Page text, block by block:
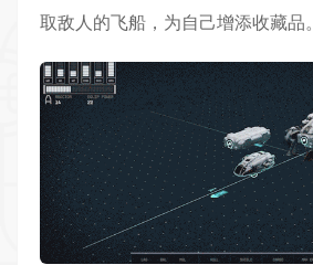
取敌人的飞船，为自己增添收藏品。